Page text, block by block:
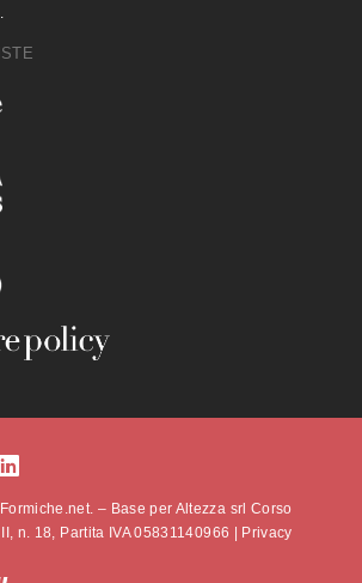
– Base per Altezza srl Corso
n. 18, Partita IVA 05831140966 | Privacy